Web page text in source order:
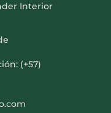
Interior
(+57)